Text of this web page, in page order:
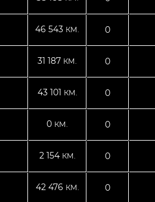
46 543 КМ. 0
31 187 КМ. 0
43 101 КМ. 0
0 КМ. 0
2 154 КМ. 0
42 476 КМ. 0